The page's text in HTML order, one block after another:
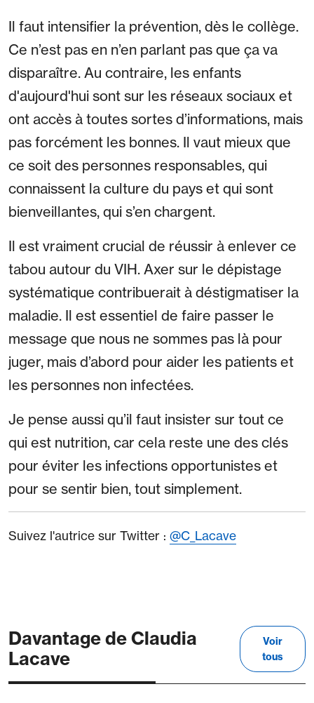
Il faut intensifier la prévention, dès le collège.
Ce n’est pas en n’en parlant pas que ça va
disparaître. Au contraire, les enfants
d'aujourd'hui sont sur les réseaux sociaux et
ont accès à toutes sortes d’informations, mais
pas forcément les bonnes. Il vaut mieux que
ce soit des personnes responsables, qui
connaissent la culture du pays et qui sont
bienveillantes, qui s’en chargent.
Il est vraiment crucial de réussir à enlever ce
tabou autour du VIH. Axer sur le dépistage
systématique contribuerait à déstigmatiser la
maladie. Il est essentiel de faire passer le
message que nous ne sommes pas là pour
juger, mais d’abord pour aider les patients et
les personnes non infectées.
Je pense aussi qu’il faut insister sur tout ce
qui est nutrition, car cela reste une des clés
pour éviter les infections opportunistes et
pour se sentir bien, tout simplement.
Suivez l'autrice sur Twitter : @C_Lacave
Davantage de Claudia
Lacave
Voir
tous